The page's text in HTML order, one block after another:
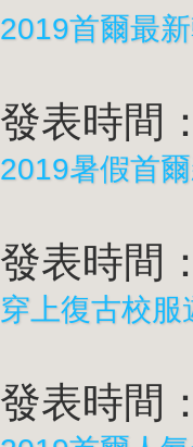
2019首爾最
發表時間
2019暑假首
發表時間
穿上復古校
發表時間